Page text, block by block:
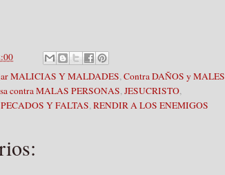
MALICIAS Y MALDADES,Contra DAÑOS y MALES
contra MALAS PERSONAS,JESUCRISTO,
Y FALTAS,RENDIR A LOS ENEMIGOS